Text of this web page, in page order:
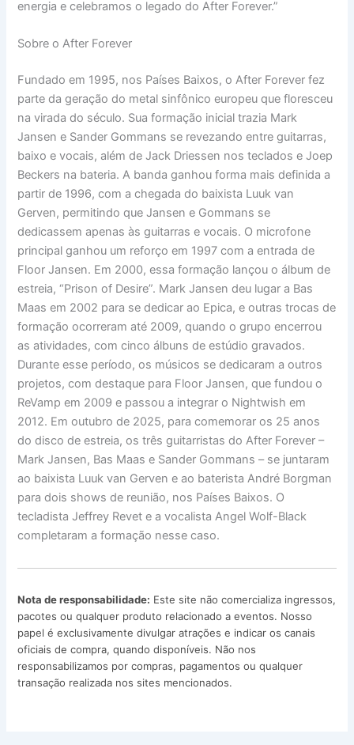
energia e celebramos o legado do After Forever.”
Sobre o After Forever
Fundado em 1995, nos Países Baixos, o After Forever fez
parte da geração do metal sinfônico europeu que floresceu
na virada do século. Sua formação inicial trazia Mark
Jansen e Sander Gommans se revezando entre guitarras,
baixo e vocais, além de Jack Driessen nos teclados e Joep
Beckers na bateria. A banda ganhou forma mais definida a
partir de 1996, com a chegada do baixista Luuk van
Gerven, permitindo que Jansen e Gommans se
dedicassem apenas às guitarras e vocais. O microfone
principal ganhou um reforço em 1997 com a entrada de
Floor Jansen. Em 2000, essa formação lançou o álbum de
estreia, “Prison of Desire”. Mark Jansen deu lugar a Bas
Maas em 2002 para se dedicar ao Epica, e outras trocas de
formação ocorreram até 2009, quando o grupo encerrou
as atividades, com cinco álbuns de estúdio gravados.
Durante esse período, os músicos se dedicaram a outros
projetos, com destaque para Floor Jansen, que fundou o
ReVamp em 2009 e passou a integrar o Nightwish em
2012. Em outubro de 2025, para comemorar os 25 anos
do disco de estreia, os três guitarristas do After Forever –
Mark Jansen, Bas Maas e Sander Gommans – se juntaram
ao baixista Luuk van Gerven e ao baterista André Borgman
para dois shows de reunião, nos Países Baixos. O
tecladista Jeffrey Revet e a vocalista Angel Wolf-Black
completaram a formação nesse caso.
Nota de responsabilidade: Este site não comercializa ingressos,
pacotes ou qualquer produto relacionado a eventos. Nosso
papel é exclusivamente divulgar atrações e indicar os canais
oficiais de compra, quando disponíveis. Não nos
responsabilizamos por compras, pagamentos ou qualquer
transação realizada nos sites mencionados.